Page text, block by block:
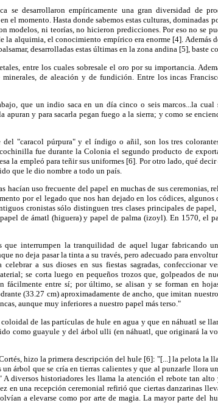
se desarrollaron empíricamente una gran diversidad de
el momento. Hasta donde sabemos estas culturas, dominadas
modelos, ni teorías, no hicieron predicciones. Por eso no se
la alquimia, el conocimiento empírico era enorme [4]. Además
desarrolladas estas últimas en la zona andina [5], baste
entre los cuales sobresale el oro por su importancia.
de aleación y de fundición. Entre los incas
que un indio saca en un día cinco o seis marcos...la cual
apuran y para sacarla pegan fuego a la sierra; y como se
"caracol púrpura" y el índigo o añil, son los tres
fue durante la Colonia el segundo producto de
la empleó para teñir sus uniformes [6]. Por otro lado, qué
que le dio nombre a todo un país.
hacían uso frecuente del papel en muchas de sus ceremonias,
por el legado que nos han dejado en los códices,
cronistas sólo distinguen tres clases principales de
de ámatl (higuera) y papel de palma (izoyl). En 1570, el
que interrumpen la tranquilidad de aquel lugar fabricando
no deja pasar la tinta a su través, pero adecuado para
a sus dioses en sus fiestas sagradas, confeccionar
se corta luego en pequeños trozos que, golpeados de
fácilmente entre sí; por último, se alisan y se forman en
(33.27 cm) aproximadamente de ancho, que imitan
aunque muy inferiores a nuestro papel más terso."
de las partículas de hule en agua y que en náhuatl se
como guayule y del árbol ulli (en náhuatl, que originará la
hizo la primera descripción del hule [6]: "[...] la pelota la
árbol que se cría en tierras calientes y que al punzarle llora
diversos historiadores les llama la atención el rebote tan alto
en una recepción ceremonial refirió que ciertas danzarinas
a elevarse como por arte de magia. La mayor parte del